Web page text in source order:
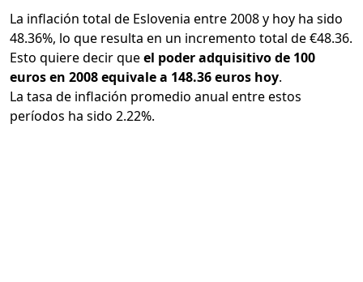
La inflación total de Eslovenia entre 2008 y hoy ha sido
48.36%, lo que resulta en un incremento total de €48.36.
Esto quiere decir queel poder adquisitivo de 100
euros en 2008 equivale a 148.36 euros hoy.
La tasa de inflación promedio anual entre estos
períodos ha sido 2.22%.